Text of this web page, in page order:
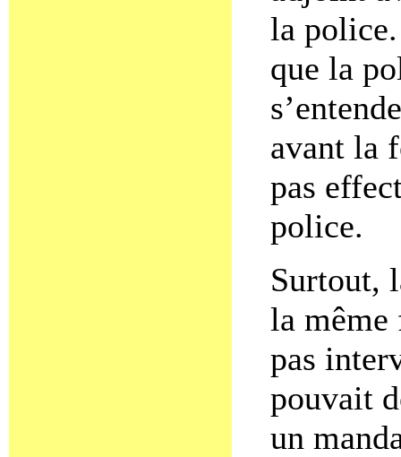
la
que la
avant la
pas
police.
Surtout,
la même
pas
pouvait
un